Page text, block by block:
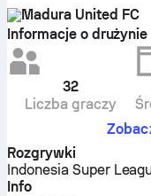
Madura United FC
Informacje o drużynie
32
Liczba graczy
Rozgrywki
Indonesia Super
Info